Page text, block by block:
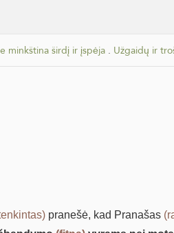
minkština širdį ir įspėja . Užgaidų ir
pranešė, kad Pranašas